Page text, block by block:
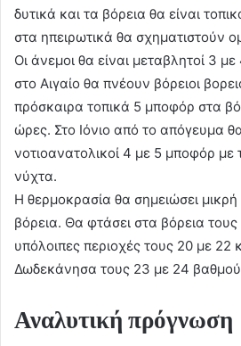
δυτικά και τα βόρεια θα είναι
στα ηπειρωτικά θα σχηματιστούν
Οι άνεμοι θα είναι μεταβλητοί 3
στο Αιγαίο θα πνέουν βόρειοι
πρόσκαιρα τοπικά 5 μποφόρ στα
ώρες. Στο Ιόνιο από το απόγευμα
νοτιοανατολικοί 4 με 5 μποφόρ με
νύχτα.
Η θερμοκρασία θα σημειώσει
βόρεια. Θα φτάσει στα βόρεια τους
υπόλοιπες περιοχές τους 20 με 22
Δωδεκάνησα τους 23 με 24
Αναλυτική πρόγνωση